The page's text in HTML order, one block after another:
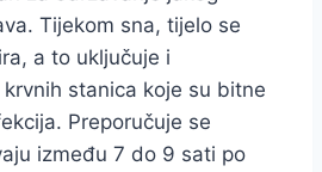
Tijekom sna, tijelo se
a to uključuje i
stanica koje su bitne
Preporučuje se
između 7 do 9 sati po